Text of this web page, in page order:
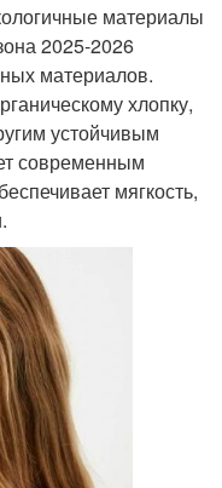
материалы
2025-2026
материалов.
хлопку,
устойчивым
современным
мягкость,